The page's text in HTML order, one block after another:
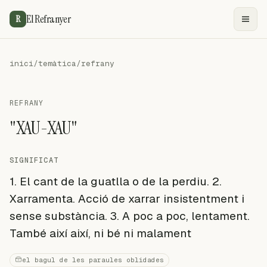
R El Refranyer
inici/temàtica/refrany
REFRANY
"XAU-XAU"
SIGNIFICAT
1. El cant de la guatlla o de la perdiu. 2.
Xarramenta. Acció de xarrar insistentment i
sense substància. 3. A poc a poc, lentament.
També així així, ni bé ni malament
el bagul de les paraules oblidades